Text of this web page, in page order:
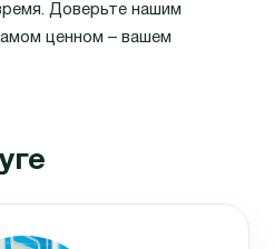
Доверьте нашим
ценном – вашем